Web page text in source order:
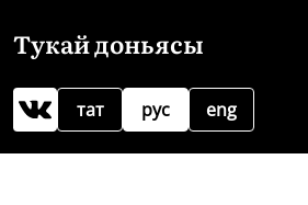
Тукай доньясы
рус
тат eng